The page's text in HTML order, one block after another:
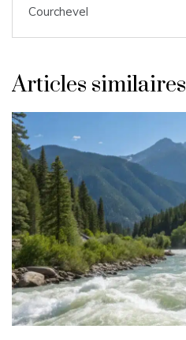
Courchevel
Articles similaires